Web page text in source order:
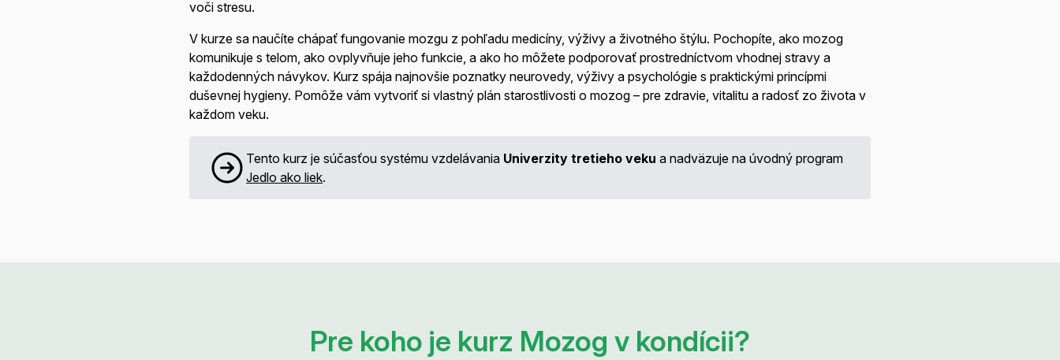
voči stresu.
V kurze sa naučíte chápať fungovanie mozgu z pohľadu medicíny, výživy a životného štýlu. Pochopíte, ako mozog
komunikuje s telom, ako ovplyvňuje jeho funkcie, a ako ho môžete podporovať prostredníctvom vhodnej stravy a
každodenných návykov. Kurz spája najnovšie poznatky neurovedy, výživy a psychológie s praktickými princípmi
duševnej hygieny. Pomôže vám vytvoriť si vlastný plán starostlivosti o mozog – pre zdravie, vitalitu a radosť zo života v
každom veku.
Tento kurz je súčasťou systému vzdelávania Univerzity tretieho veku a nadväzuje na úvodný program
Jedlo ako liek.
Pre koho je kurz Mozog v kondícii?